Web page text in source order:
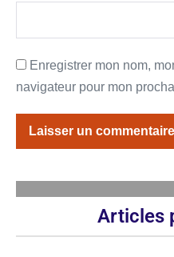
Enregistrer mon nom,
navigateur pour mon
Articles